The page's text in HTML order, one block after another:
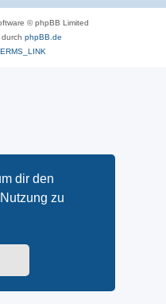
dir den
zu
© phpBB Limited
phpBB.de